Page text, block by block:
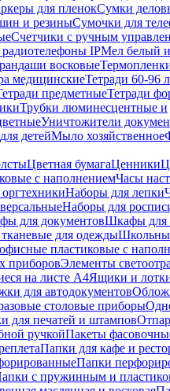
для пленокСумки
и резиныСумочки для
Счетчики с ручным
IPМел белый
восковые
медицинскиеТетради 60-96
предметныеТетради
Трубки люминесцентные и
Уничтожители
детейМыло хозяйственное
Цветная бумагаЦенники
с наполнениемЧасы
Наборы для лепки
Наборы для
для документовШкафы для
для одежды
пластиковые с
приборовЭлементы
на листе А4Ящики и
для автодокументов
столовые приборы
для печатей и штампов
ручкойПакеты
Папки для кафе и
Папки
с пружинным и